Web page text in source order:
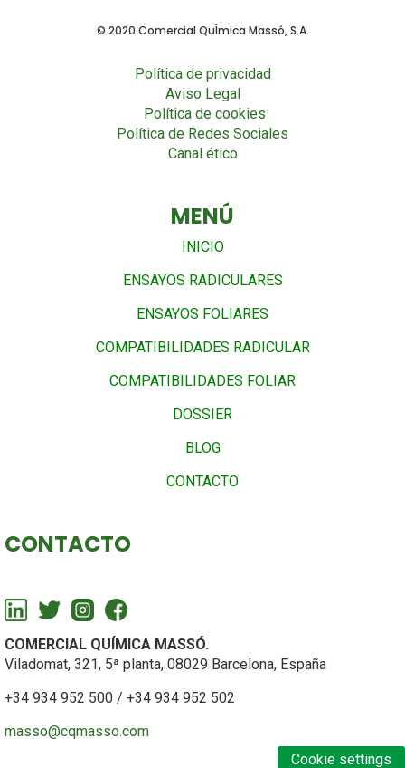
© 2020.Comercial QuÍmica Massó, S.A.
Política de privacidad
Aviso Legal
Política de cookies
Política de Redes Sociales
Canal ético
MENÚ
INICIO
ENSAYOS RADICULARES
ENSAYOS FOLIARES
COMPATIBILIDADES RADICULAR
COMPATIBILIDADES FOLIAR
DOSSIER
BLOG
CONTACTO
CONTACTO
COMERCIAL QUÍMICA MASSÓ.
Viladomat, 321, 5ª planta, 08029 Barcelona, España
+34 934 952 500 / +34 934 952 502
masso@cqmasso.com
Cookie settings